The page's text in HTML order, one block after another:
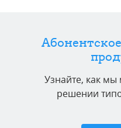
Узнайте, как
решении